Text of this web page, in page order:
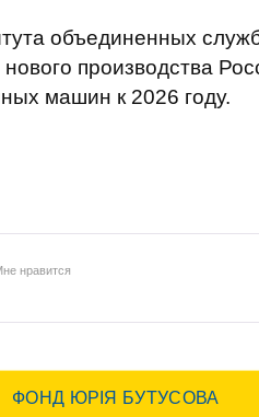
объединенных
производства
машин к 2026 году.
нравится